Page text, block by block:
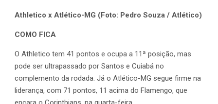
Athletico x Atlético-MG (Foto: Pedro Souza / Atlético)
COMO FICA
O Athletico tem 41 pontos e ocupa a 11ª posição, mas
pode ser ultrapassado por Santos e Cuiabá no
complemento da rodada. Já o Atlético-MG segue firme na
liderança, com 71 pontos, 11 acima do Flamengo, que